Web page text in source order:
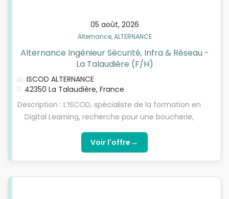
05 août, 2026
Alternance, ALTERNANCE
Alternance Ingénieur Sécurité, Infra & Réseau -
La Talaudière (F/H)
ISCOD ALTERNANCE
42350 La Talaudière, France
Description : L’ISCOD, spécialiste de la formation en
Digital Learning, recherche pour une boucherie,
d'apprentissage, pour préparer l’une de nos
formations diplômantes reconnues par l'Etat de
Mastère/Bac+5). Choisissez l’alternance nouvelle
Voir l'offre →